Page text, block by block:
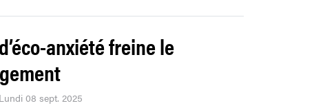
anxiété freine le
08 sept. 2025